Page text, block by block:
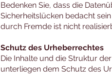
Bedenken Sie, dass die
Sicherheitslücken bedacht
durch Fremde ist nicht
Schutz des Urheberrechtes
Die Inhalte und die Struktur
unterliegen dem Schutz des